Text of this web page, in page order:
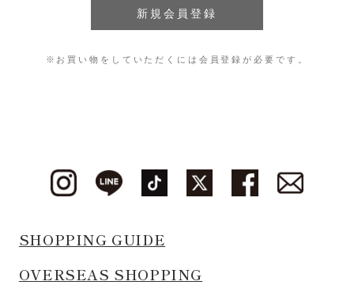
※お買い物をしていただくには会員登録が必要です。
SHOPPING GUIDE
OVERSEAS SHOPPING